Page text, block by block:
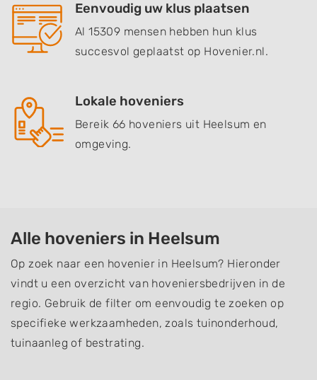
Eenvoudig uw klus plaatsen
Al 15309 mensen hebben hun klus
succesvol geplaatst op Hovenier.nl.
Lokale hoveniers
Bereik 66 hoveniers uit Heelsum en
omgeving.
Alle hoveniers in Heelsum
Op zoek naar een hovenier in Heelsum? Hieronder
vindt u een overzicht van hoveniersbedrijven in de
regio. Gebruik de filter om eenvoudig te zoeken op
specifieke werkzaamheden, zoals tuinonderhoud,
tuinaanleg of bestrating.